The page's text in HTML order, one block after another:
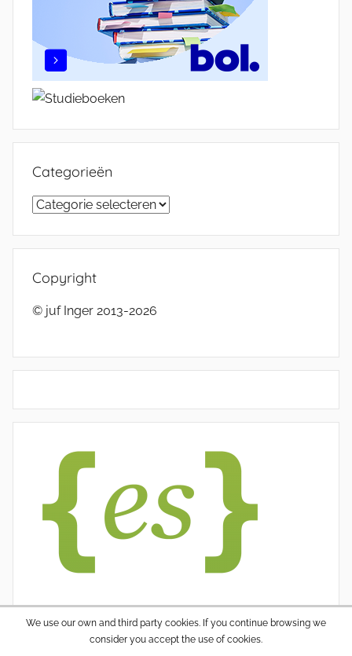
Categorieën
Categorieën
Copyright
© juf Inger 2013-2026
We use our own and third party cookies. If you continue browsing we
consider you accept the use of cookies.